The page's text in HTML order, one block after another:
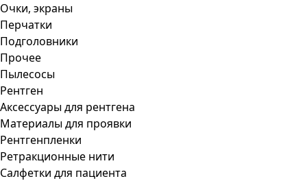
Очки, экраны
Перчатки
Подголовники
Прочее
Пылесосы
Рентген
Аксессуары для рентгена
Материалы для проявки
Рентгенпленки
Ретракционные нити
Салфетки для пациента